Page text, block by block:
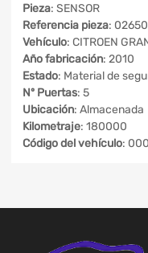
Pieza: SENSOR
Referencia pieza:
Vehículo: CITROEN
Año fabricación: 2010
Estado: Material de
Nº Puertas: 5
Ubicación: Almacenada
Kilometraje: 180000
Código del vehículo: